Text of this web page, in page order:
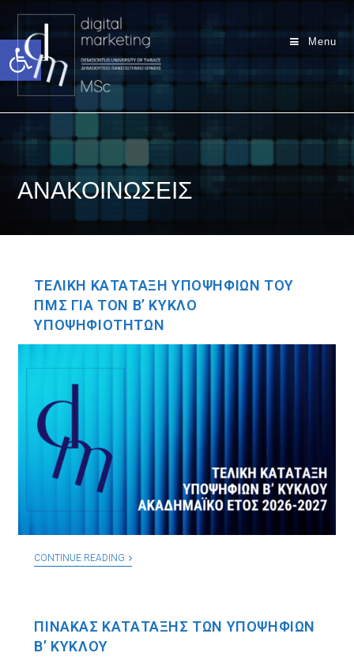
Ανοίξτε τη γραμμή εργαλείων Menu
ΑΝΑΚΟΙΝΩΣΕΙΣ
ΤΕΛΙΚΗ ΚΑΤΑΤΑΞΗ ΥΠΟΨΗΦΙΩΝ ΤΟΥ
ΠΜΣ ΓΙΑ ΤΟΝ Β’ ΚΥΚΛΟ
ΥΠΟΨΗΦΙΟΤΗΤΩΝ
CONTINUE READING
ΠΙΝΑΚΑΣ ΚΑΤΑΤΑΞΗΣ ΤΩΝ ΥΠΟΨΗΦΙΩΝ
B’ ΚΥΚΛΟΥ